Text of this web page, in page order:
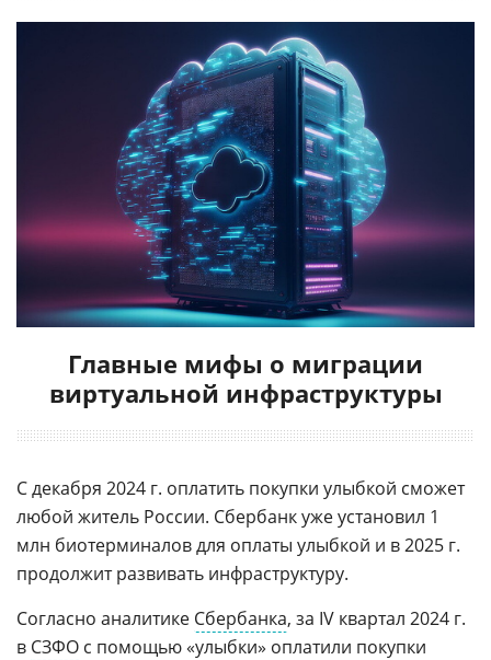
Главные мифы о миграции
виртуальной инфраструктуры
С декабря 2024 г. оплатить покупки улыбкой сможет
любой житель России. Сбербанк уже установил 1
млн биотерминалов для оплаты улыбкой и в 2025 г.
продолжит развивать инфраструктуру.
Согласно аналитике Сбербанка, за IV квартал 2024 г.
в СЗФО с помощью «улыбки» оплатили покупки